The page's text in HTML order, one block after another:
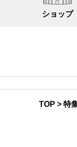
ショップ
TOP > 特